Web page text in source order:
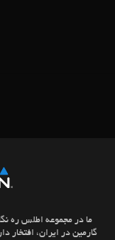
ما در مجموعه اطلس ره
گارمین در ایران، افتخار